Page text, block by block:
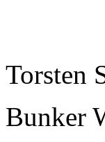
Torsten
Bunker